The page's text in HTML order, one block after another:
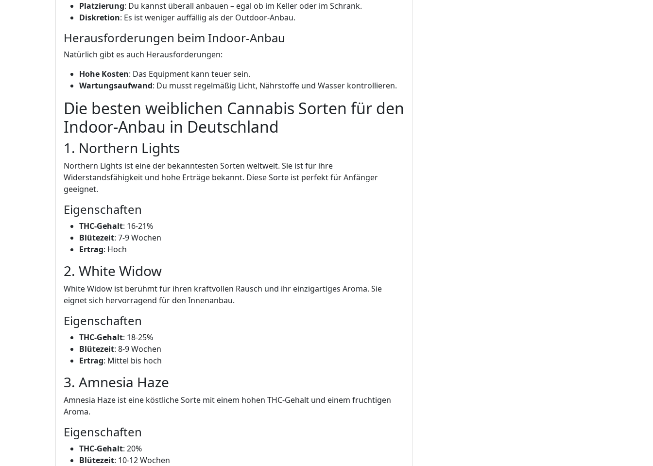
Platzierung: Du kannst überall anbauen – egal ob im Keller oder im Schrank.
Diskretion: Es ist weniger auffällig als der Outdoor-Anbau.
Herausforderungen beim Indoor-Anbau
Natürlich gibt es auch Herausforderungen:
Hohe Kosten: Das Equipment kann teuer sein.
Wartungsaufwand: Du musst regelmäßig Licht, Nährstoffe und Wasser kontrollieren.
Die besten weiblichen Cannabis Sorten für den
Indoor-Anbau in Deutschland
1. Northern Lights
Northern Lights ist eine der bekanntesten Sorten weltweit. Sie ist für ihre
Widerstandsfähigkeit und hohe Erträge bekannt. Diese Sorte ist perfekt für Anfänger
geeignet.
Eigenschaften
THC-Gehalt: 16-21%
Blütezeit: 7-9 Wochen
Ertrag: Hoch
2. White Widow
White Widow ist berühmt für ihren kraftvollen Rausch und ihr einzigartiges Aroma. Sie
eignet sich hervorragend für den Innenanbau.
Eigenschaften
THC-Gehalt: 18-25%
Blütezeit: 8-9 Wochen
Ertrag: Mittel bis hoch
3. Amnesia Haze
Amnesia Haze ist eine köstliche Sorte mit einem hohen THC-Gehalt und einem fruchtigen
Aroma.
Eigenschaften
THC-Gehalt: 20%
Blütezeit: 10-12 Wochen